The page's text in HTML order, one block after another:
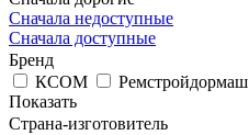
Сначала недоступные
Сначала доступные
Бренд
КСОМ
Ремстройдормаш
Показать
Страна-изготовитель